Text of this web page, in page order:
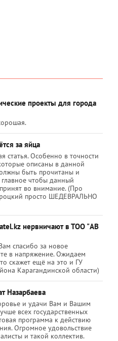
проекты для города
за яйца
статья. Особенно в точности
описаны в данной
быть прочитаны и
чтобы данный
во внимание. (Про
просто ШЕДЕВРАЛЬНО
нервничают в ТОО "AB
спасибо за новое
в напряжение. Ожидаем
скажет ещё на это и ГУ
Карагандинской области)
Назарбаева
и удачи Вам и Вашим
всех государственных
программа к действию
Огромное удовольствие
и такой коллектив.